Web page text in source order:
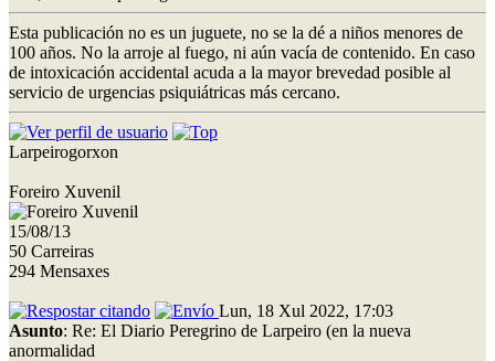
Esta publicación no es un juguete, no se la dé a niños menores de
100 años. No la arroje al fuego, ni aún vacía de contenido. En caso
de intoxicación accidental acuda a la mayor brevedad posible al
servicio de urgencias psiquiátricas más cercano.
Larpeirogorxon
Foreiro Xuvenil
15/08/13
50 Carreiras
294 Mensaxes
Lun, 18 Xul 2022, 17:03
Asunto: Re: El Diario Peregrino de Larpeiro (en la nueva
anormalidad